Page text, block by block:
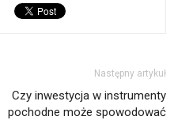
Następny artykuł
Czy inwestycja w instrumenty
pochodne może spowodować